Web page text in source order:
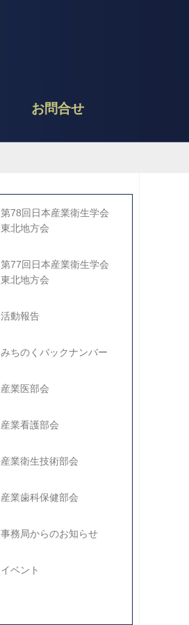
お問合せ
第78回日本産業衛生学会
東北地方会
第77回日本産業衛生学会
東北地方会
活動報告
みちのくバックナンバー
産業医部会
産業看護部会
産業衛生技術部会
産業歯科保健部会
事務局からのお知らせ
イベント